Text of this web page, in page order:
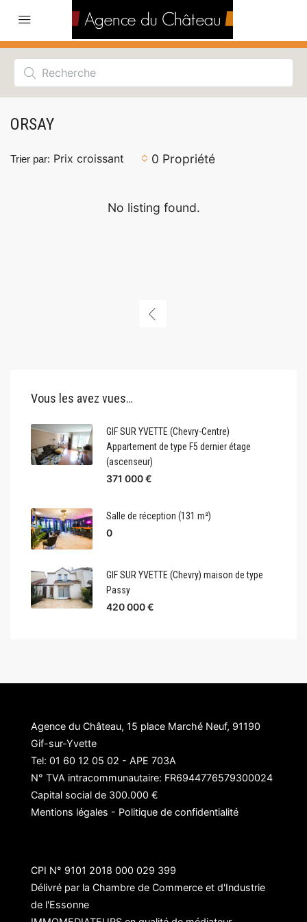
ORSAY
0 Propriété
Trier par: Prix ​​croissant
No listing found.
Vous les avez vues…
GIF SUR YVETTE (Chevry-Centre)
Appartement de type F5 dernier étage
(ascenseur)
371 000 €
Salle de réception (131 m²)
0
GIF SUR YVETTE (Chevry) maison de type
Passy
420 000 €
Agence du Château, 15 place Marché Neuf, 91190
Gif-sur-Yvette
Tel: 01 60 12 05 02 - APE 703A
N° TVA intracommunautaire: FR6944776579300024
Capital social de 300.000 €
Mentions légales - Politique de confidentialité
CPI N° 9101 2018 000 029 399
Délivré par la Chambre de Commerce et d'Industrie
de l'Essonne